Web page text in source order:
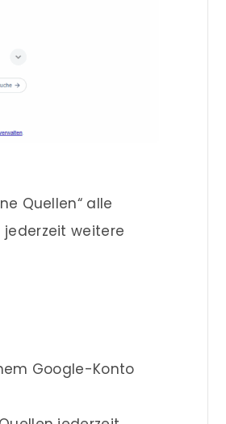
Quellen“ alle
weitere
Google-Konto